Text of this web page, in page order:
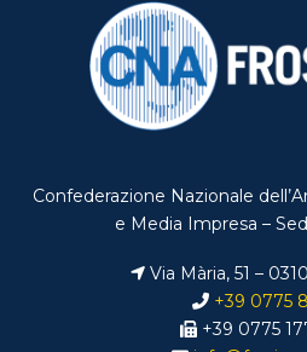
Confederazione Nazionale
e Media Impresa –
Via Mària, 51 –
+39 0775
+39 0775